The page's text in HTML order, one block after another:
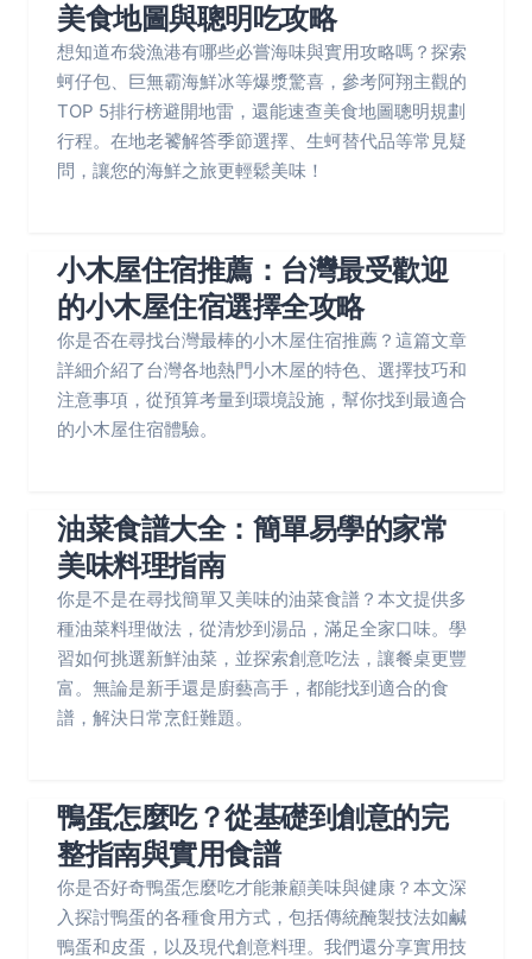
美食地圖與聰明吃攻略
想知道布袋漁港有哪些必嘗海味與實用攻略嗎？探索
蚵仔包、巨無霸海鮮冰等爆漿驚喜，參考阿翔主觀的
TOP 5排行榜避開地雷，還能速查美食地圖聰明規劃
行程。在地老饕解答季節選擇、生蚵替代品等常見疑
問，讓您的海鮮之旅更輕鬆美味！
小木屋住宿推薦：台灣最受歡迎
的小木屋住宿選擇全攻略
你是否在尋找台灣最棒的小木屋住宿推薦？這篇文章
詳細介紹了台灣各地熱門小木屋的特色、選擇技巧和
注意事項，從預算考量到環境設施，幫你找到最適合
的小木屋住宿體驗。
油菜食譜大全：簡單易學的家常
美味料理指南
你是不是在尋找簡單又美味的油菜食譜？本文提供多
種油菜料理做法，從清炒到湯品，滿足全家口味。學
習如何挑選新鮮油菜，並探索創意吃法，讓餐桌更豐
富。無論是新手還是廚藝高手，都能找到適合的食
譜，解決日常烹飪難題。
鴨蛋怎麼吃？從基礎到創意的完
整指南與實用食譜
你是否好奇鴨蛋怎麼吃才能兼顧美味與健康？本文深
入探討鴨蛋的各種食用方式，包括傳統醃製技法如鹹
鴨蛋和皮蛋，以及現代創意料理。我們還分享實用技